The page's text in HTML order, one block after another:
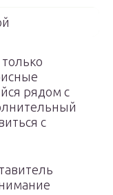
рядом с
с